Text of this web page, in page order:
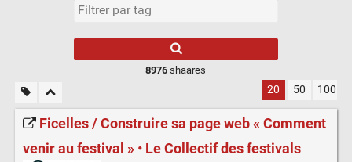
8976 shaares
20 50 100
Ficelles / Construire sa page web « Comment
venir au festival » • Le Collectif des festivals